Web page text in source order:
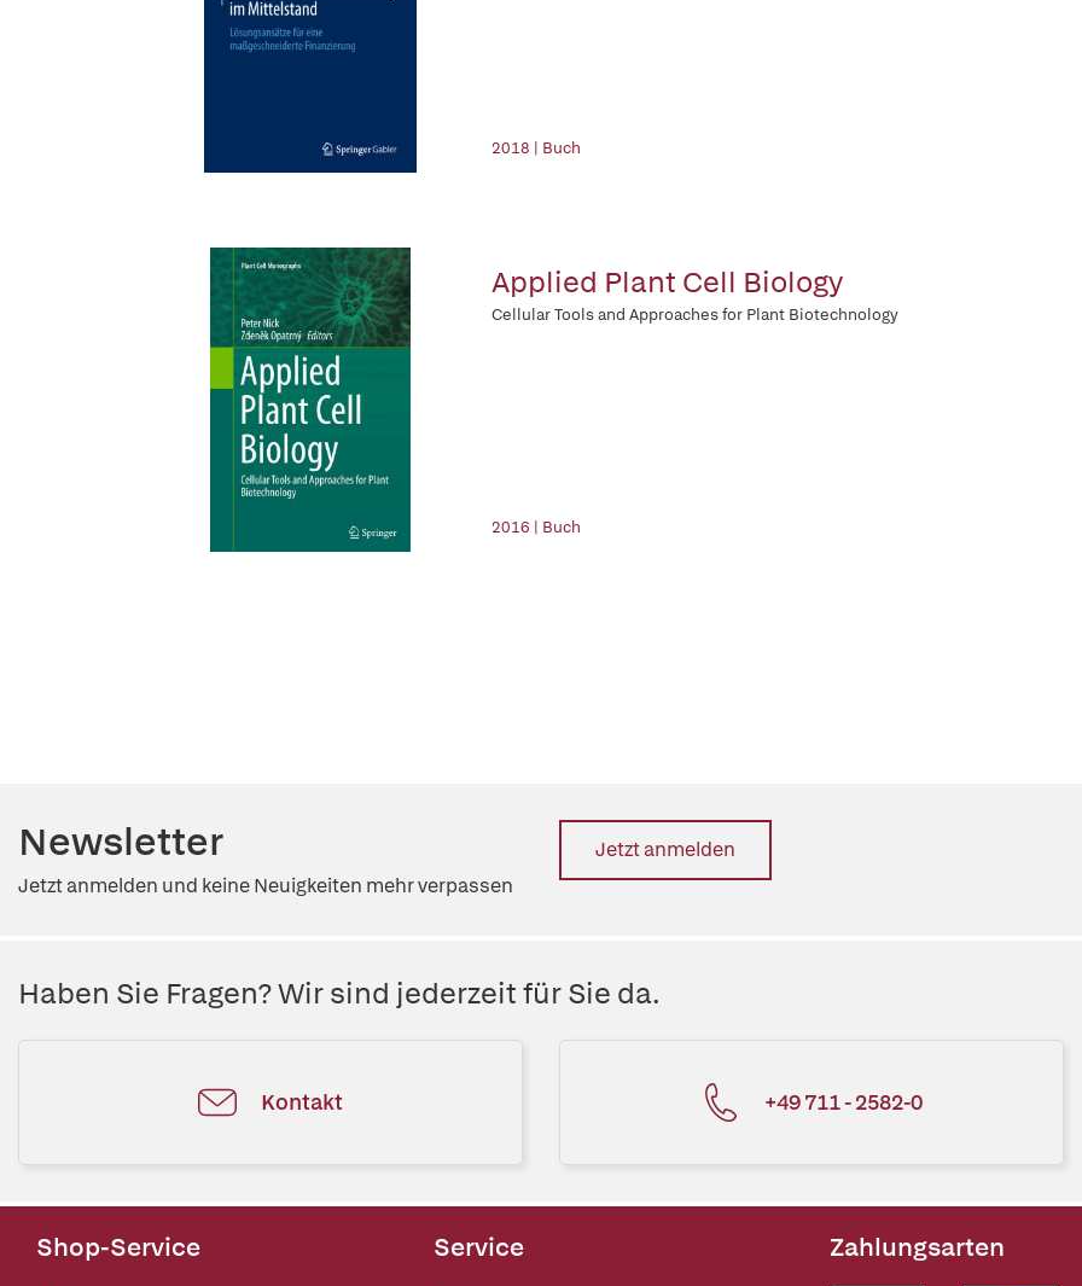
2018 | Buch
Applied Plant Cell Biology
Cellular Tools and Approaches for Plant Biotechnology
2016 | Buch
Newsletter
Jetzt anmelden und keine Neuigkeiten mehr verpassen
Jetzt anmelden
Haben Sie Fragen? Wir sind jederzeit für Sie da.
Kontakt +49 711 - 2582-0
Shop-Service Service Zahlungsarten